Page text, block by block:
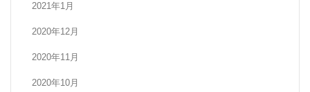
2021年1月
2020年12月
2020年11月
2020年10月